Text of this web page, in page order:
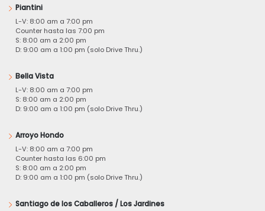
Piantini
L-V: 8:00 am a 7:00 pm
Counter hasta las 7:00 pm
S: 8:00 am a 2:00 pm
D: 9:00 am a 1:00 pm (solo Drive Thru.)
Bella Vista
L-V: 8:00 am a 7:00 pm
S: 8:00 am a 2:00 pm
D: 9:00 am a 1:00 pm (solo Drive Thru.)
Arroyo Hondo
L-V: 8:00 am a 7:00 pm
Counter hasta las 6:00 pm
S: 8:00 am a 2:00 pm
D: 9:00 am a 1:00 pm (solo Drive Thru.)
Santiago de los Caballeros / Los Jardines